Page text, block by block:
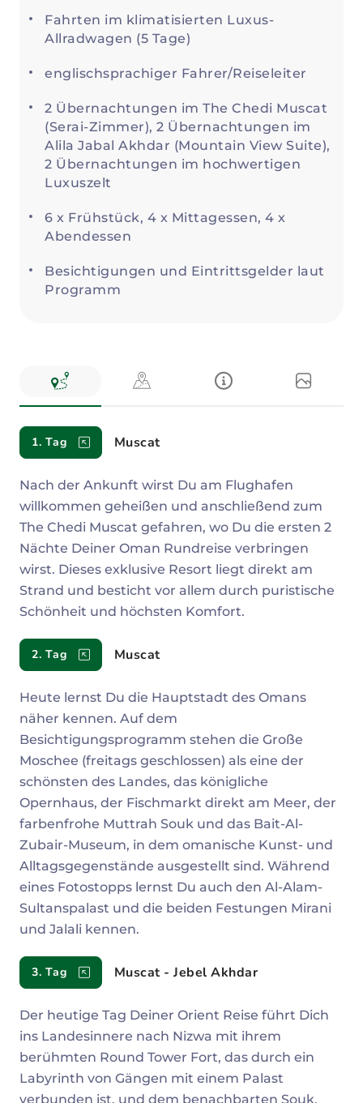
Fahrten im klimatisierten Luxus-
Allradwagen (5 Tage)
englischsprachiger Fahrer/Reiseleiter
2 Übernachtungen im The Chedi Muscat
(Serai-Zimmer), 2 Übernachtungen im
Alila Jabal Akhdar (Mountain View Suite),
2 Übernachtungen im hochwertigen
Luxuszelt
6 x Frühstück, 4 x Mittagessen, 4 x
Abendessen
Besichtigungen und Eintrittsgelder laut
Programm
Reiseverlauf
1. Tag Muscat
Nach der Ankunft wirst Du am Flughafen
willkommen geheißen und anschließend zum
The Chedi Muscat gefahren, wo Du die ersten 2
Nächte Deiner Oman Rundreise verbringen
wirst. Dieses exklusive Resort liegt direkt am
Strand und besticht vor allem durch puristische
Schönheit und höchsten Komfort.
2. Tag Muscat
Heute lernst Du die Hauptstadt des Omans
näher kennen. Auf dem
Besichtigungsprogramm stehen die Große
Moschee (freitags geschlossen) als eine der
schönsten des Landes, das königliche
Opernhaus, der Fischmarkt direkt am Meer, der
farbenfrohe Muttrah Souk und das Bait-Al-
Zubair-Museum, in dem omanische Kunst- und
Alltagsgegenstände ausgestellt sind. Während
eines Fotostopps lernst Du auch den Al-Alam-
Sultanspalast und die beiden Festungen Mirani
und Jalali kennen.
3. Tag Muscat - Jebel Akhdar
Der heutige Tag Deiner Orient Reise führt Dich
ins Landesinnere nach Nizwa mit ihrem
berühmten Round Tower Fort, das durch ein
Labyrinth von Gängen mit einem Palast
verbunden ist, und dem benachbarten Souk.